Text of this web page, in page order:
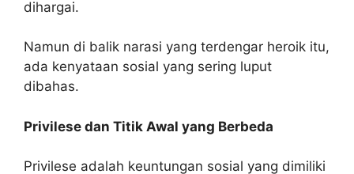
dihargai.
Namun di balik narasi yang terdengar heroik itu,
ada kenyataan sosial yang sering luput
dibahas.
Privilese dan Titik Awal yang Berbeda
Privilese adalah keuntungan sosial yang dimiliki